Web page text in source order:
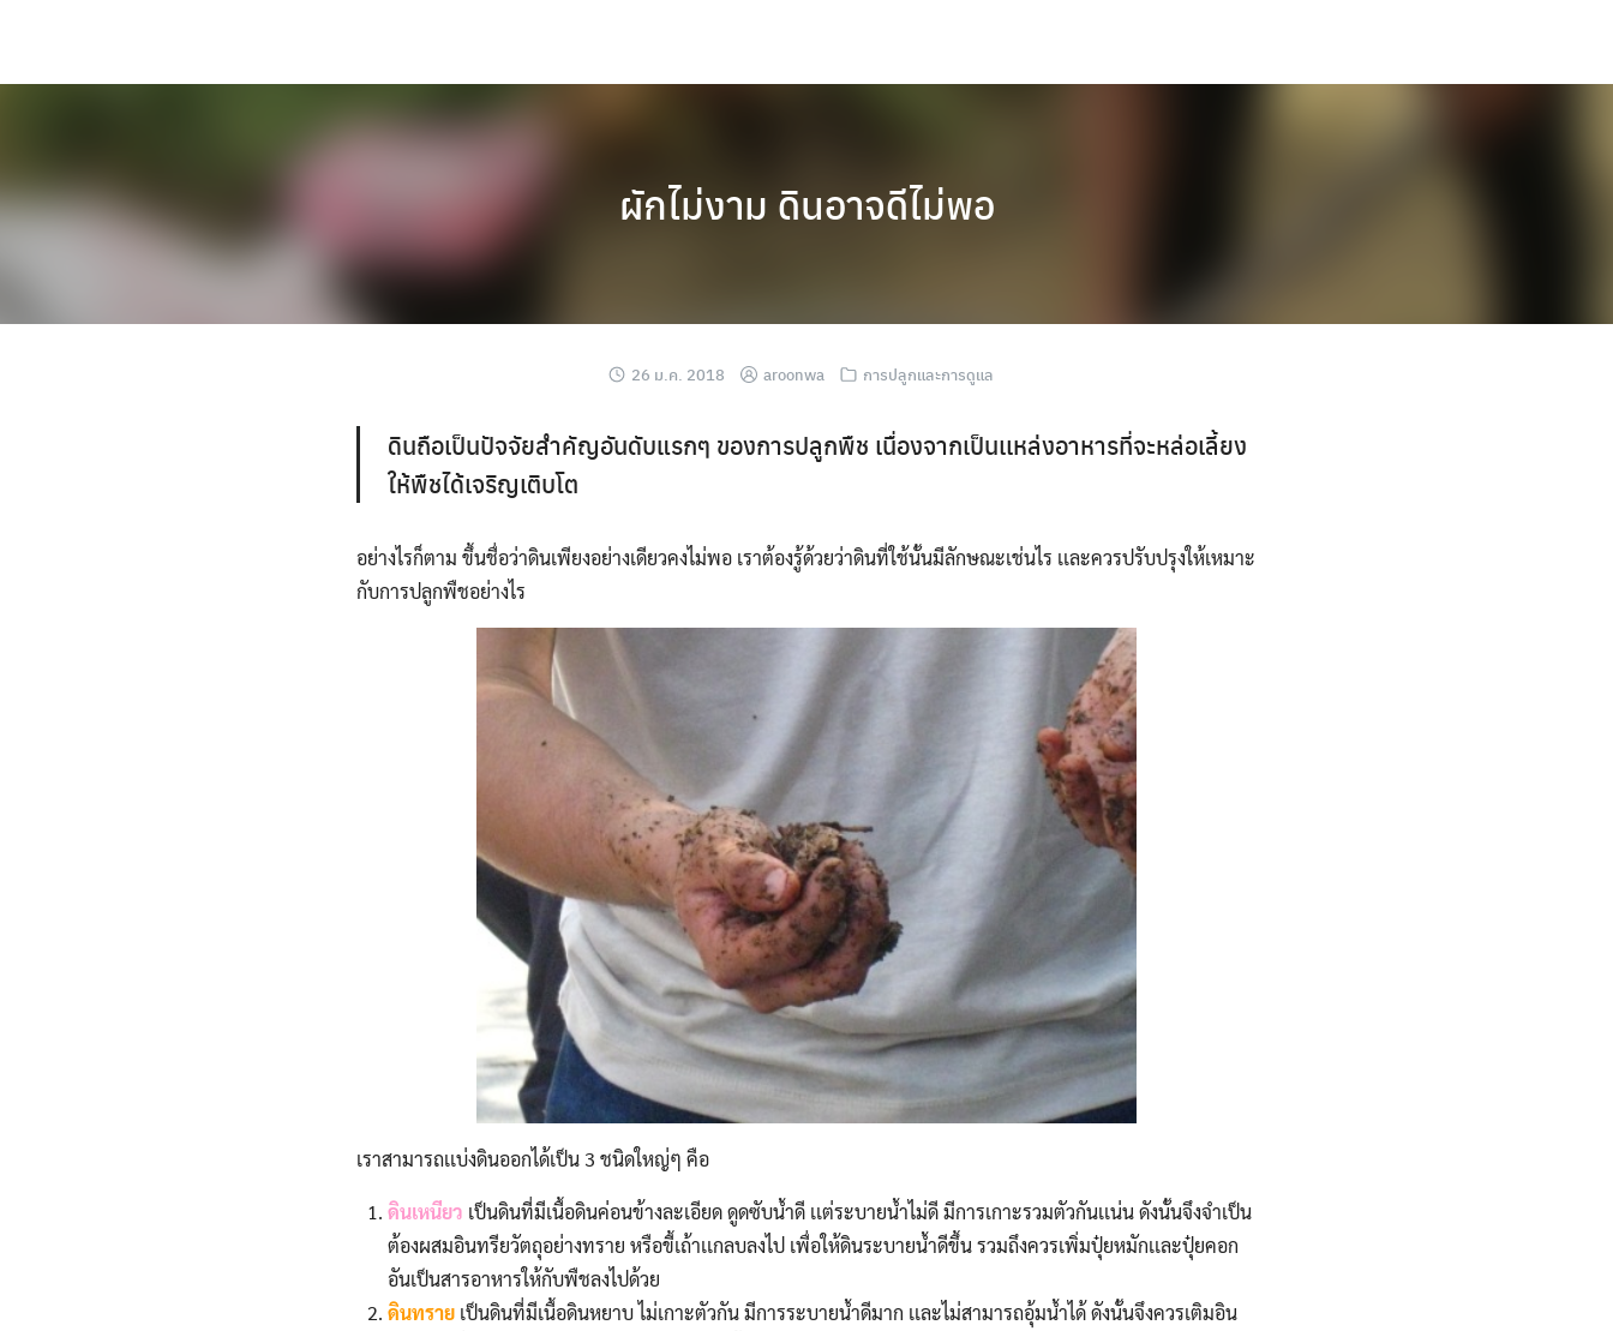
ผักไม่งาม ดินอาจดีไม่พอ
26 ม.ค. 2018 aroonwa การปลูกและการดูแล
ดินถือเป็นปัจจัยสำคัญอันดับแรกๆ ของการปลูกพืช เนื่องจากเป็นเเหล่งอาหารที่จะหล่อเลี้ยง
ให้พืชได้เจริญเติบโต
อย่างไรก็ตาม ขึ้นชื่อว่าดินเพียงอย่างเดียวคงไม่พอ เราต้องรู้ด้วยว่าดินที่ใช้นั้นมีลักษณะเช่นไร เเละควรปรับปรุงให้เหมาะ
กับการปลูกพืชอย่างไร
เราสามารถเเบ่งดินออกได้เป็น 3 ชนิดใหญ่ๆ คือ
ดินเหนียว เป็นดินที่มีเนื้อดินค่อนข้างละเอียด ดูดซับน้ำดี เเต่ระบายน้ำไม่ดี มีการเกาะรวมตัวกันเเน่น ดังนั้นจึงจำเป็น
ต้องผสมอินทรียวัตถุอย่างทราย หรือขี้เถ้าเเกลบลงไป เพื่อให้ดินระบายน้ำดีขึ้น รวมถึงควรเพิ่มปุ๋ยหมักเเละปุ๋ยคอก
อันเป็นสารอาหารให้กับพืชลงไปด้วย
ดินทราย เป็นดินที่มีเนื้อดินหยาบ ไม่เกาะตัวกัน มีการระบายน้ำดีมาก เเละไม่สามารถอุ้มน้ำได้ ดังนั้นจึงควรเติมอิน